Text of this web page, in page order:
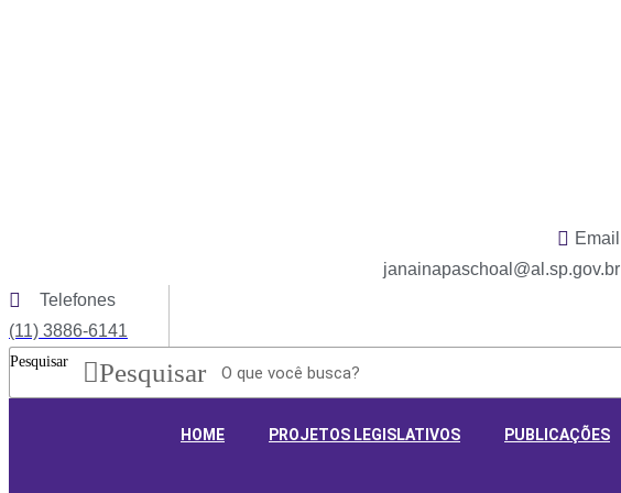
Email
janainapaschoal@al.sp.gov.br
Telefones
(11) 3886-6141
Pesquisar Pesquisar
HOME PROJETOS LEGISLATIVOS PUBLICAÇÕES